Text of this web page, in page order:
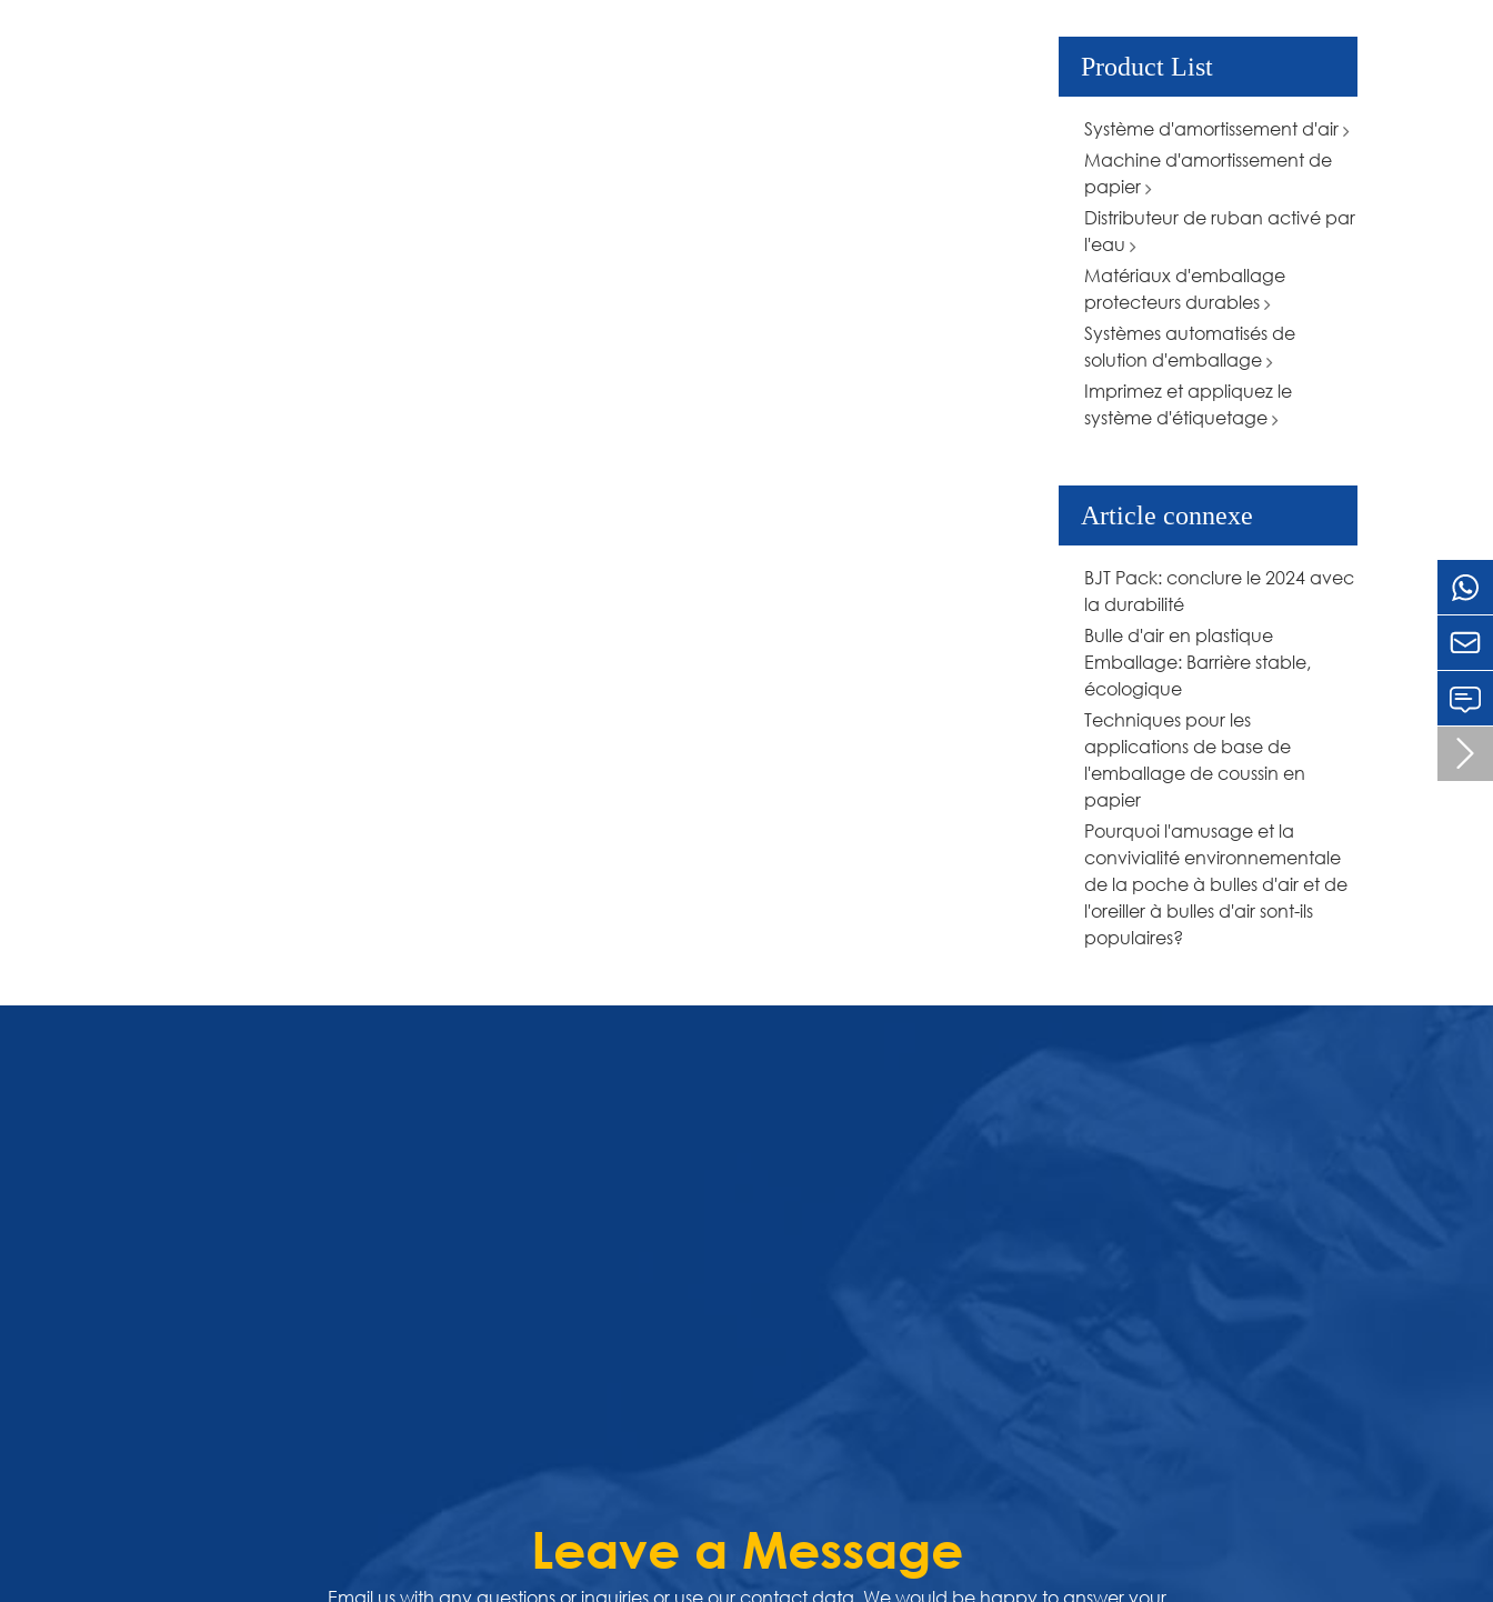
Product List
Système d'amortissement d'air
Machine d'amortissement de
papier
Distributeur de ruban activé par
l'eau
Matériaux d'emballage
protecteurs durables
Systèmes automatisés de
solution d'emballage
Imprimez et appliquez le
système d'étiquetage
Article connexe
BJT Pack: conclure le 2024 avec
la durabilité
Bulle d'air en plastique
Emballage: Barrière stable,
écologique
Techniques pour les
applications de base de
l'emballage de coussin en
papier
Pourquoi l'amusage et la
convivialité environnementale
de la poche à bulles d'air et de
l'oreiller à bulles d'air sont-ils
populaires?
Leave a Message
Email us with any questions or inquiries or use our contact data. We would be happy to answer your

